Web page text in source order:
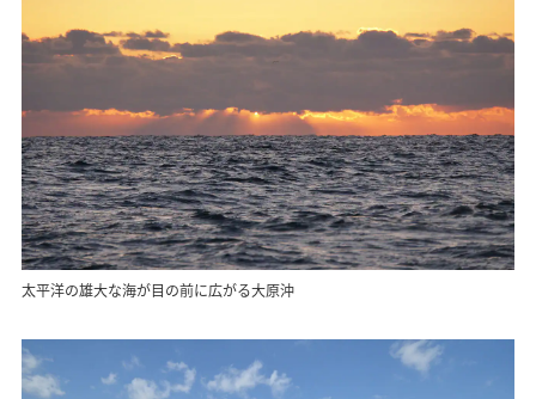
太平洋の雄大な海が目の前に広がる大原沖